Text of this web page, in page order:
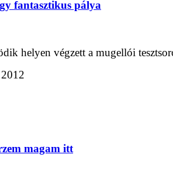
fantasztikus pálya
helyen végzett a mugellói
magam itt